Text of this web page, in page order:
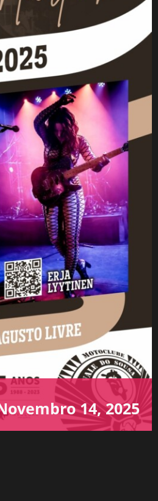
14, 2025